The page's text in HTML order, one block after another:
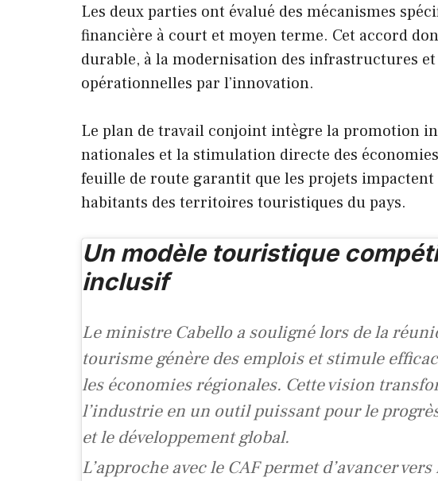
Les deux parties ont évalué des mécanismes
financière à court et moyen terme. Cet accord
durable, à la modernisation des infrastructures
opérationnelles par l’innovation.
Le plan de travail conjoint intègre la promotion
nationales et la stimulation directe des
feuille de route garantit que les projets
habitants des territoires touristiques du pays.
Un modèle touristique
inclusif
Le ministre Cabello a souligné lors de la
tourisme génère des emplois et stimule
les économies régionales. Cette vision
l’industrie en un outil puissant pour le
et le développement global.
L’approche avec le CAF permet d’avancer vers